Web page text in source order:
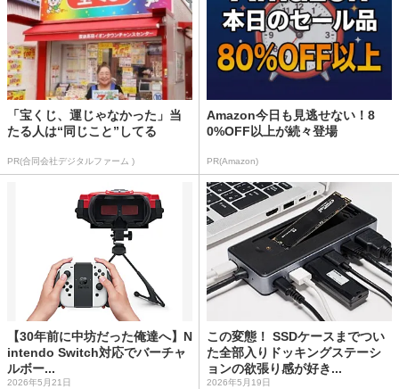
「宝くじ、運じゃなかった」当
たる人は“同じこと”してる
PR(合同会社デジタルファーム )
Amazon今日も見逃せない！8
0%OFF以上が続々登場
PR(Amazon)
【30年前に中坊だった俺達へ】N
intendo Switch対応でバーチャ
ルボー...
2026年5月21日
この変態！ SSDケースまでつい
た全部入りドッキングステーシ
ョンの欲張り感が好き...
2026年5月19日